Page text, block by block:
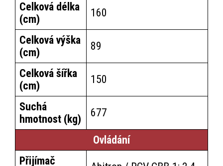
Celková délka
(cm)
160
Celková výška
(cm)
89
Celková šířka
(cm)
150
Suchá
hmotnost (kg)
677
Ovládání
Přijímač